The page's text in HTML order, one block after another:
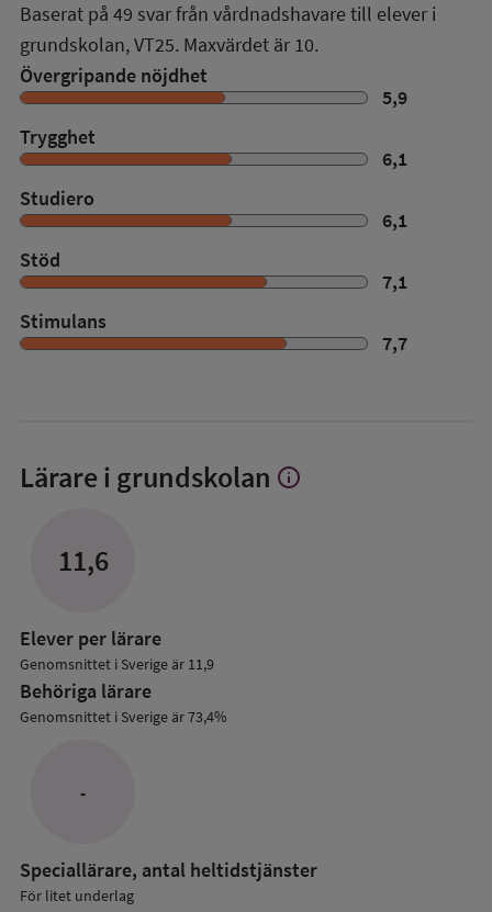
Baserat på 49 svar från vårdnadshavare till elever i
grundskolan,VT25. Maxvärdet är 10.
Övergripande nöjdhet
5,9
Trygghet
6,1
Studiero
6,1
Stöd
7,1
Stimulans
7,7
Lärare i grundskolan Visa
info
11,6
Elever per lärare
Genomsnittet i Sverige är 11,9
Behöriga lärare
Genomsnittet i Sverige är 73,4%
-
Speciallärare, antal heltidstjänster
För litet underlag